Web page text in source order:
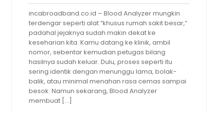
2026
am
incabroadband.co.id – Blood Analyzer mungkin
terdengar seperti alat “khusus rumah sakit besar,”
padahal jejaknya sudah makin dekat ke
keseharian kita. Kamu datang ke klinik, ambil
nomor, sebentar kemudian petugas bilang
hasilnya sudah keluar. Dulu, proses seperti itu
sering identik dengan menunggu lama, bolak-
balik, atau minimal menahan rasa cemas sampai
besok. Namun sekarang, Blood Analyzer
membuat […]